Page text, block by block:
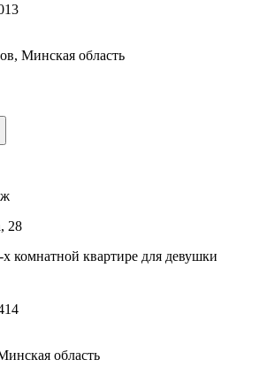
Минская область
28
х комнатной квартире для девушки
область